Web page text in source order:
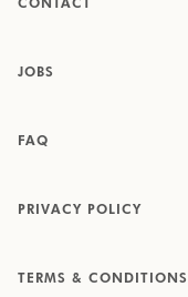
CONTACT
JOBS
FAQ
PRIVACY POLICY
TERMS & CONDITIONS